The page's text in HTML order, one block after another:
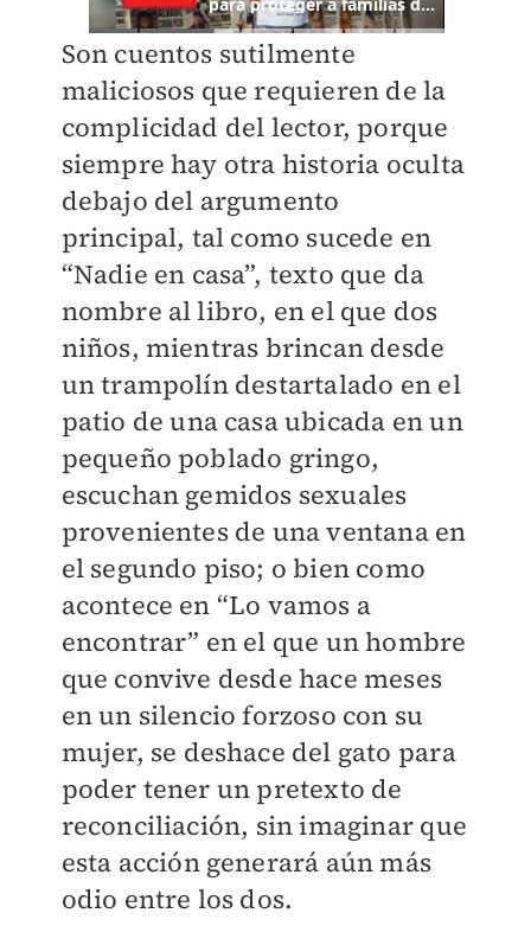
Son cuentos sutilmente
maliciosos que requieren de la
complicidad del lector, porque
siempre hay otra historia oculta
debajo del argumento
principal, tal como sucede en
“Nadie en casa”, texto que da
nombre al libro, en el que dos
niños, mientras brincan desde
un trampolín destartalado en el
patio de una casa ubicada en un
pequeño poblado gringo,
escuchan gemidos sexuales
provenientes de una ventana en
el segundo piso; o bien como
acontece en “Lo vamos a
encontrar” en el que un hombre
que convive desde hace meses
en un silencio forzoso con su
mujer, se deshace del gato para
poder tener un pretexto de
reconciliación, sin imaginar que
esta acción generará aún más
odio entre los dos.